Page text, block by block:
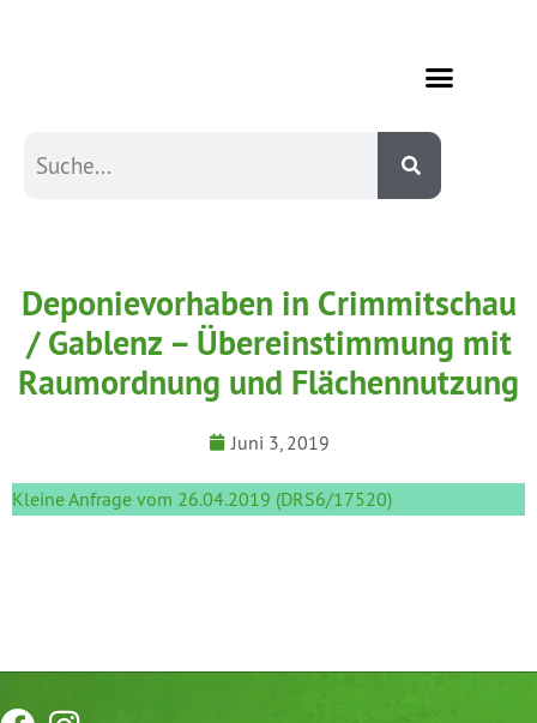
Deponievorhaben in Crimmitschau
/ Gablenz – Übereinstimmung mit
Raumordnung und Flächennutzung
Juni 3, 2019
Kleine Anfrage vom 26.04.2019 (DRS6/17520)